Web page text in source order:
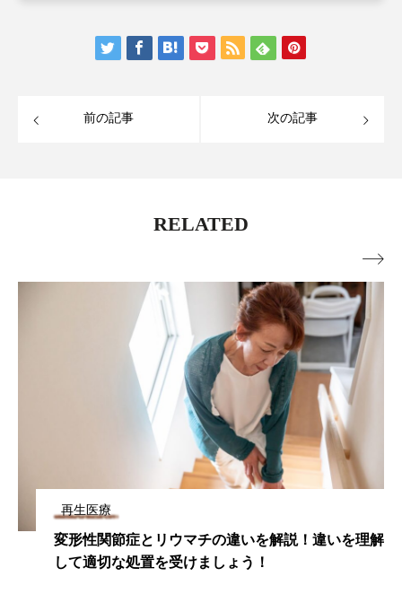
前の記事 次の記事
RELATED
再生医療
変形性関節症とリウマチの違いを解説！違いを理解
して適切な処置を受けましょう！
